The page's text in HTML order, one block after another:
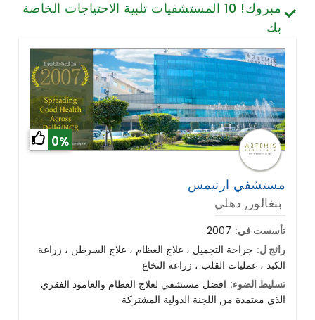
تصميم الأسنان والابتسامة
العمود الفقري وآلام الظهر
أمراض الرئة
الجراحة العامة
مبروك! 10 المستشفيات تلبية الاحتياجات الخاصة
بك
0%
مستشفي ارتيمس
بنغالور, دهلي
تأسست في: 2007
رائج ل: جراحة التجميل ، علاج العظام ، علاج السرطن ، زراعة
الكبد ، عمليات القلب ، زراعة النخاع
تسليط الضوء: افضل مستشفي لعلاج العظام والعامود الفقري
الذي معتمدة من اللجنة الدولية المشتركة